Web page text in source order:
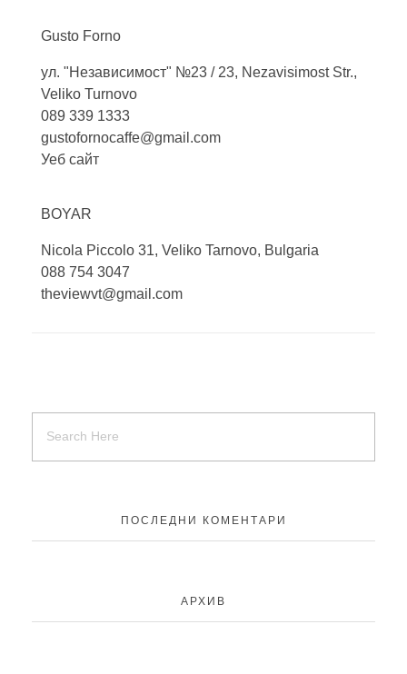
Gusto Forno
ул. "Независимост" №23 / 23, Nezavisimost Str.,
Veliko Turnovo
089 339 1333
gustofornocaffe@gmail.com
Уеб сайт
BOYAR
Nicola Piccolo 31, Veliko Tarnovo, Bulgaria
088 754 3047
theviewvt@gmail.com
ПОСЛЕДНИ КОМЕНТАРИ
АРХИВ